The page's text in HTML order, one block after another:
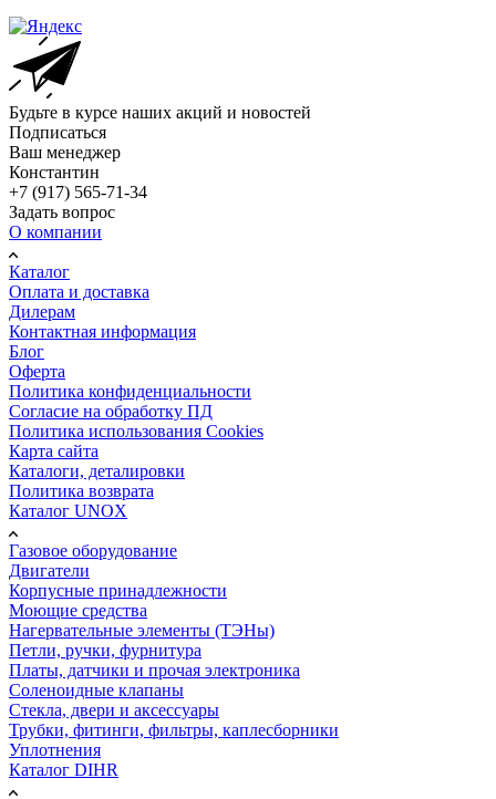
Будьте в курсе наших акций и новостей
Подписаться
Ваш менеджер
Константин
+7 (917) 565-71-34
Задать вопрос
О компании
Каталог
Оплата и доставка
Дилерам
Контактная информация
Блог
Оферта
Политика конфиденциальности
Согласие на обработку ПД
Политика использования Cookies
Карта сайта
Каталоги, деталировки
Политика возврата
Каталог UNOX
Газовое оборудование
Двигатели
Корпусные принадлежности
Моющие средства
Нагервательные элементы (ТЭНы)
Петли, ручки, фурнитура
Платы, датчики и прочая электроника
Соленоидные клапаны
Стекла, двери и аксессуары
Трубки, фитинги, фильтры, каплесборники
Уплотнения
Каталог DIHR